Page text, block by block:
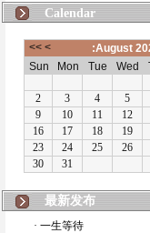
Calendar
最新发布
· 一生等待